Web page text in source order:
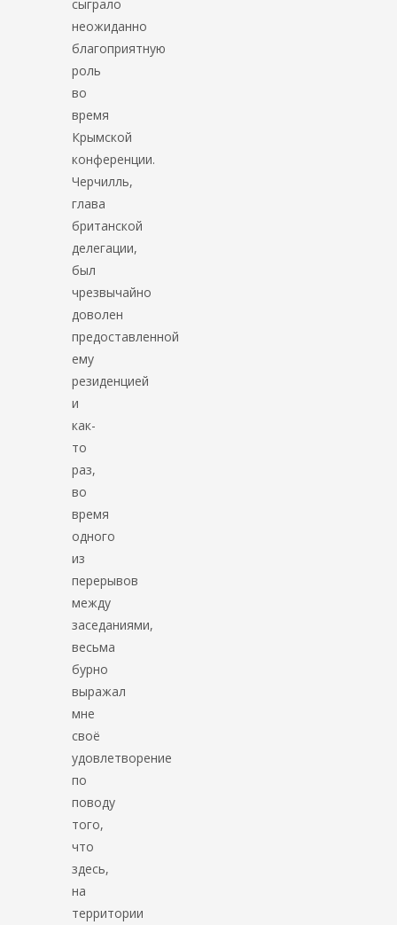
сыграло
неожиданно
благоприятную
роль
во
время
Крымской
конференции.
Черчилль,
глава
британской
делегации,
был
чрезвычайно
доволен
предоставленной
ему
резиденцией
и
как-
то
раз,
во
время
одного
из
перерывов
между
заседаниями,
весьма
бурно
выражал
мне
своё
удовлетворение
по
поводу
того,
что
здесь,
на
территории